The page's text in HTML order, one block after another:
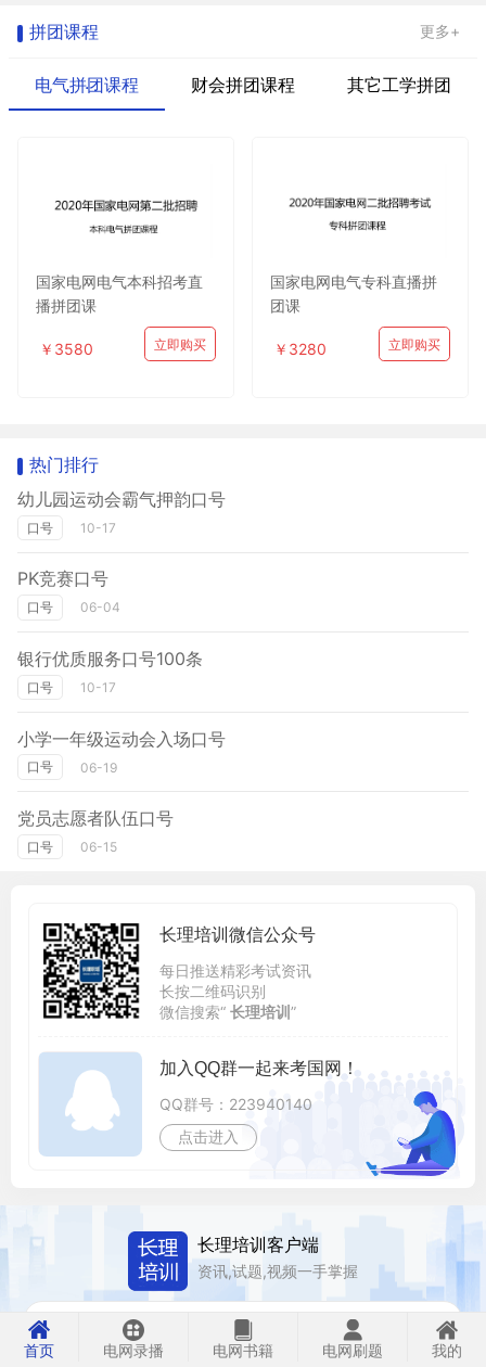
拼团课程 更多+
电气拼团课程 财会拼团课程 其它工学拼团
国家电网电气本科招考直
播拼团课
￥3580 立即购买
国家电网电气专科直播拼
团课
￥3280 立即购买
热门排行
幼儿园运动会霸气押韵口号
口号 10-17
PK竞赛口号
口号 06-04
银行优质服务口号100条
口号 10-17
小学一年级运动会入场口号
口号 06-19
党员志愿者队伍口号
口号 06-15
长理培训微信公众号
每日推送精彩考试资讯
长按二维码识别
微信搜索“ 长理培训 ”
加入QQ群一起来考国网！
QQ群号：223940140
点击进入
长理培训客户端
资讯,试题,视频一手掌握
去 App Store 免费下载 iOS 客户端
首页
电网录播 电网书籍 电网刷题 我的